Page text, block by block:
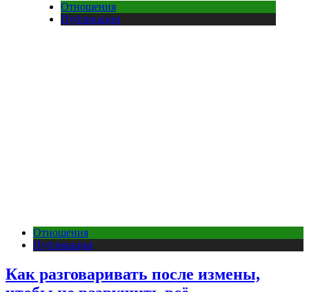
Отношения
Публикации
Отношения
Публикации
Как разговаривать после измены,